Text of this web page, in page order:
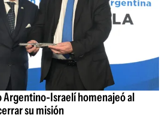
Argentino-Israelí homenajeó al
su misión